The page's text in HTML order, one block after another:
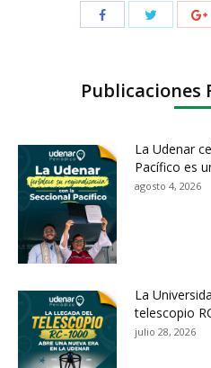
Publicaciones
La Udenar
Pacífico es
agosto 4, 2026
La
telescopio
julio 28, 2026